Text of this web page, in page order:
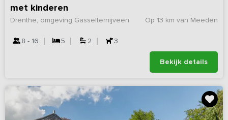
met kinderen
Op 13 km van Meeden
Drenthe, omgeving Gasselternijveen
8 - 16 5 2 3
Bekijk details